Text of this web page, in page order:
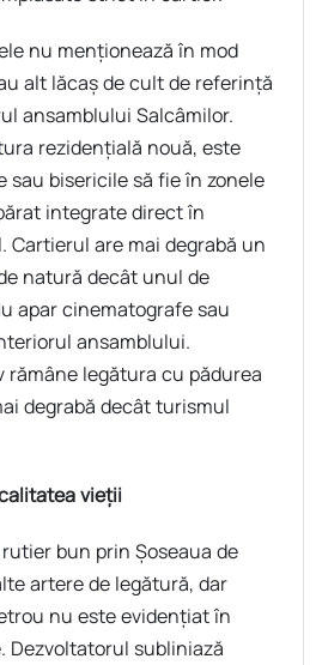
nu menţionează în mod
alt lăcaş de cult de referinţă
ansamblului Salcâmilor.
rezidenţială nouă, este
sau bisericile să fie în zonele
integrate direct în
Cartierul are mai degrabă un
natură decât unul de
apar cinematografe sau
ansamblului.
legătura cu pădurea
degrabă decât turismul
vieţii
bun prin Şoseaua de
artere de legătură, dar
nu este evidenţiat în
Dezvoltatorul subliniază